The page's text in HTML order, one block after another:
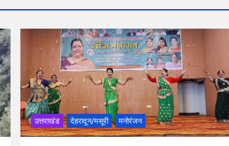
उत्तराखंड देहरादून/मसूरी मनोरंजन